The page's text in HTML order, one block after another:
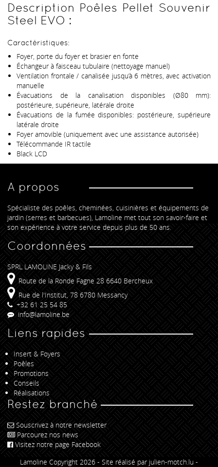
Description Poêles Pellet Souvenir
Steel EVO :
Caractéristiques:
Foyer, porte du foyer et brasier en fonte
Échangeur à faisceau tubulaire (nettoyage manuel)
Ventilation frontale / canalisée jusqu’à 6 mètres, avec activation
manuelle
Évacuations de la canalisation disponibles (Ø80 mm):
postérieure, supérieure, latérale droite
Évacuations de la fumée disponibles: postérieure, supérieure
latérale droite
Foyer amovible (uniquement avec une assistance autorisée)
Télécommande IR tactile
Black LCD
A propos
Spécialiste des poêles, cheminées, cuisinières et équipements de
jardin (serres et barbecues), Lamoline met tout son savoir-faire et
son expérience à votre service depuis plus de 50 ans.
Coordonnées
SPRL LAMOLINE Jacky & Fils
Route de la Ronde Fagne 28 6640 Bercheux
Rue de l'Institut, 78 6780 Messancy
+32 61 25 54 85
info@lamoline.be
Liens rapides
Insert & Foyers
Poêles
Promotions
Conseils
Réalisations
Restez branché
Souscrivez à notre newsletter
Parcourez nos news
Visitez notre page Facebook
Lamoline Copyright 2026 - Site réalisé par julien-motch.lu -